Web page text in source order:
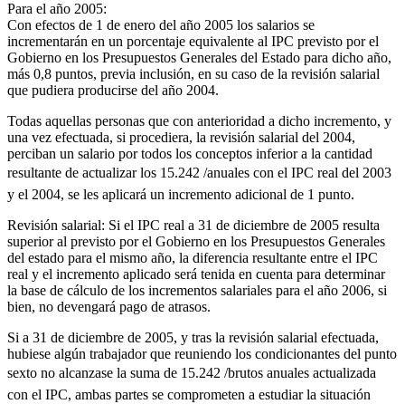
Para el año 2005:
Con efectos de 1 de enero del año 2005 los salarios se
incrementarán en un porcentaje equivalente al IPC previsto por el
Gobierno en los Presupuestos Generales del Estado para dicho año,
más 0,8 puntos, previa inclusión, en su caso de la revisión salarial
que pudiera producirse del año 2004.
Todas aquellas personas que con anterioridad a dicho incremento, y
una vez efectuada, si procediera, la revisión salarial del 2004,
perciban un salario por todos los conceptos inferior a la cantidad
resultante de actualizar los 15.242 /anuales con el IPC real del 2003
y el 2004, se les aplicará un incremento adicional de 1 punto.
Revisión salarial: Si el IPC real a 31 de diciembre de 2005 resulta
superior al previsto por el Gobierno en los Presupuestos Generales
del estado para el mismo año, la diferencia resultante entre el IPC
real y el incremento aplicado será tenida en cuenta para determinar
la base de cálculo de los incrementos salariales para el año 2006, si
bien, no devengará pago de atrasos.
Si a 31 de diciembre de 2005, y tras la revisión salarial efectuada,
hubiese algún trabajador que reuniendo los condicionantes del punto
sexto no alcanzase la suma de 15.242 /brutos anuales actualizada
con el IPC, ambas partes se comprometen a estudiar la situación